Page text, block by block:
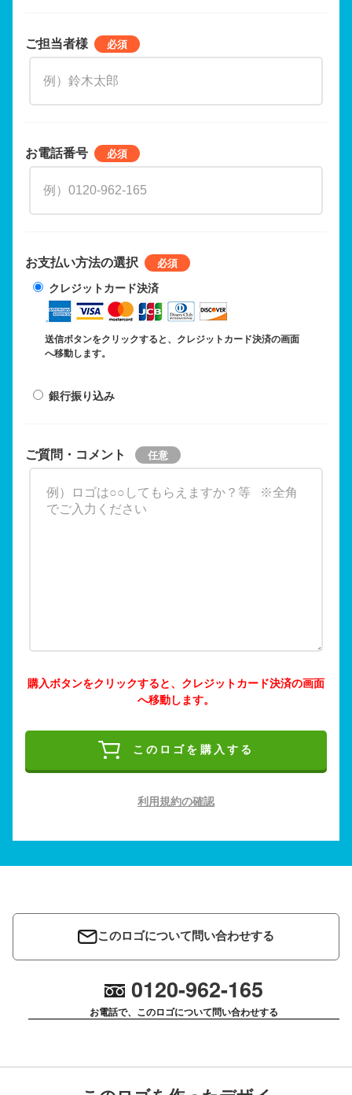
ご担当者様
お電話番号
お支払い方法の選択
クレジットカード決済
送信ボタンをクリックすると、クレジットカード決済の画面
へ移動します。
銀行振り込み
ご質問・コメント
購入ボタンをクリックすると、クレジットカード決済の画面
へ移動します。
このロゴを購入する
利用規約の確認
このロゴについて問い合わせする
0120-962-165
お電話で、このロゴについて問い合わせする